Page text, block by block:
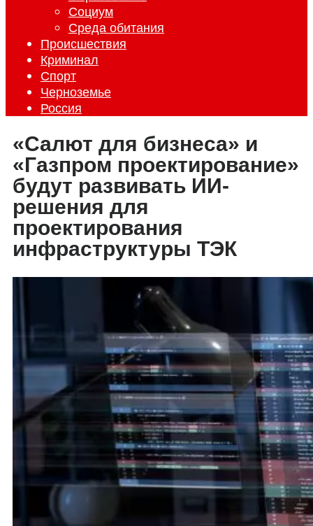
Социум
Среда обитания
Происшествия
Криминал
Спорт
Черноземье
Россия
«Салют для бизнеса» и
«Газпром проектирование»
будут развивать ИИ-
решения для
проектирования
инфраструктуры ТЭК